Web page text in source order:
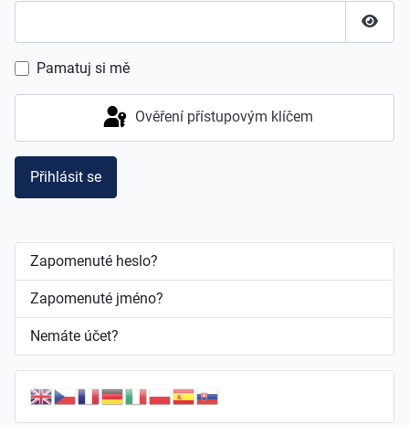
Pamatuj si mě
Ověření přístupovým klíčem
Přihlásit se
Zapomenuté heslo?
Zapomenuté jméno?
Nemáte účet?